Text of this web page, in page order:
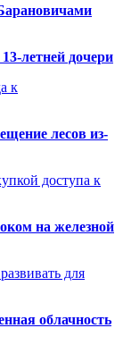
летней дочери
к
лесов из-
доступа к
на железной
для
облачность